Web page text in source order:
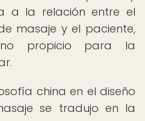
a la relación entre el
masaje y el paciente,
propicio para la
china en el diseño
se tradujo en la